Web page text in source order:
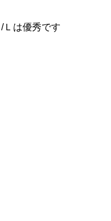
Ｌは優秀です